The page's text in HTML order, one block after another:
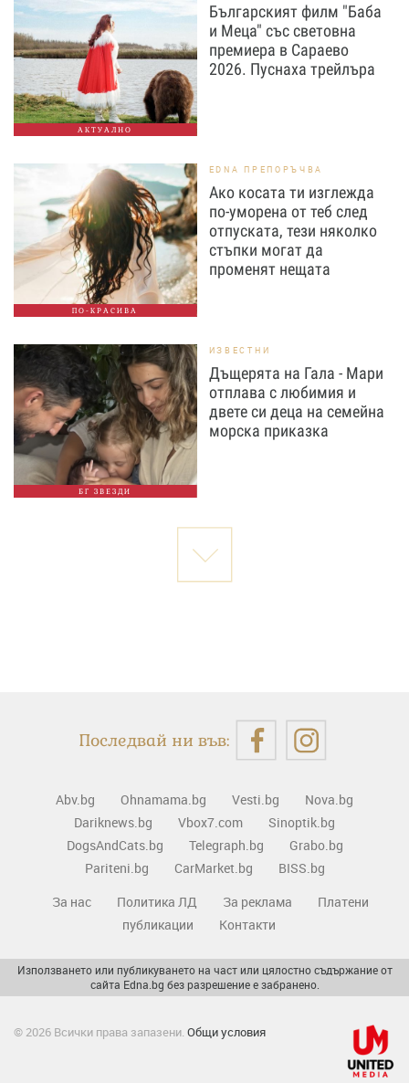
АКТУАЛНО
Българският филм "Баба
и Меца" със световна
премиера в Сараево
2026. Пуснаха трейлъра
ПО-КРАСИВА
EDNA ПРЕПОРЪЧВА
Ако косата ти изглежда
по-уморена от теб след
отпуската, тези няколко
стъпки могат да
променят нещата
БГ ЗВЕЗДИ
ИЗВЕСТНИ
Дъщерята на Гала - Мари
отплава с любимия и
двете си деца на семейна
морска приказка
Последвай ни във:
Abv.bg Ohnamama.bg Vesti.bg
Nova.bg
Dariknews.bg
Vbox7.com
Sinoptik.bg
DogsAndCats.bg
Telegraph.bg
Grabo.bg
Pariteni.bg
CarMarket.bg
BISS.bg
За нас
Политика ЛД За реклама
Платени
публикации
Контакти
Използването или публикуването на част или цялостно съдържание от
сайта Edna.bg без разрешение е забранено.
© 2026 Всички права запазени. Общи условия